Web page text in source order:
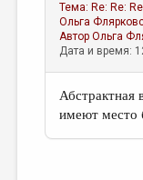
Тема: Re: Re:
Ольга
АвторОльга
Дата и время:
Абстрактная
имеют место